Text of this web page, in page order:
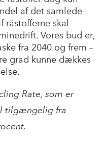
af det samlede
råstofferne skal
Vores bud er,
fra 2040 og frem –
grad kunne dækkes
Rate, som er
tilgængelig fra